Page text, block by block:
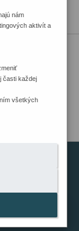
nám
aktivít a
časti každej
všetkých